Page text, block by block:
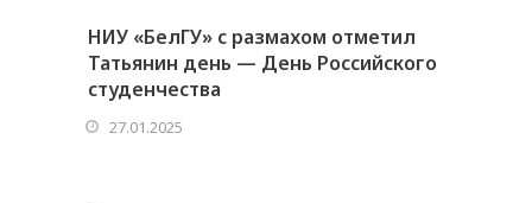
НИУ «БелГУ» с размахом отметил
Татьянин день — День Российского
студенчества
27.01.2025